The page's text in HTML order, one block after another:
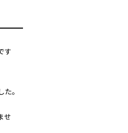
す
。
せ